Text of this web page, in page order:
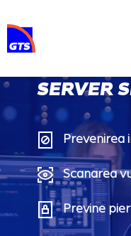
SERVER
Prevenirea
Scanarea
Previne